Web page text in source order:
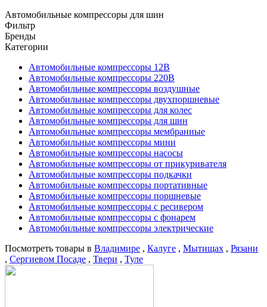
Автомобильные компрессоры для шин
Фильтр
Бренды
Категории
Автомобильные компрессоры 12В
Автомобильные компрессоры 220В
Автомобильные компрессоры воздушные
Автомобильные компрессоры двухпоршневые
Автомобильные компрессоры для колес
Автомобильные компрессоры для шин
Автомобильные компрессоры мембранные
Автомобильные компрессоры мини
Автомобильные компрессоры насосы
Автомобильные компрессоры от прикуривателя
Автомобильные компрессоры подкачки
Автомобильные компрессоры портативные
Автомобильные компрессоры поршневые
Автомобильные компрессоры с ресивером
Автомобильные компрессоры с фонарем
Автомобильные компрессоры электрические
Посмотреть товары в Владимире , Калуге , Мытищах , Рязани
, Сергиевом Посаде , Твери , Туле